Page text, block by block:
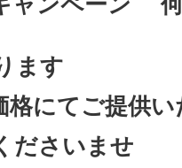
ます
にてご提供い
ださいませ